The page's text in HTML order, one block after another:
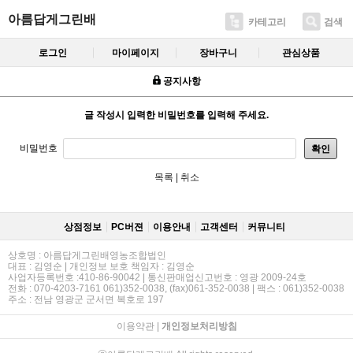
아름답게그린배 카테고리 검색
로그인 마이페이지 장바구니 관심상품
공지사항
글 작성시 입력한 비밀번호를 입력해 주세요.
비밀번호 확인
목록 | 취소
상점정보 PC버젼 이용안내 고객센터 커뮤니티
상호명 : 아름답게그린배영농조합법인
대표 : 김영순 | 개인정보 보호 책임자 : 김영순
사업자등록번호 :410-86-90042 | 통신판매업신고번호 : 영광 2009-24호
전화 : 070-4203-7161 061)352-0038, (fax)061-352-0038 | 팩스 : 061)352-0038
주소 : 전남 영광군 군서면 복호로 197
이용약관| 개인정보처리방침